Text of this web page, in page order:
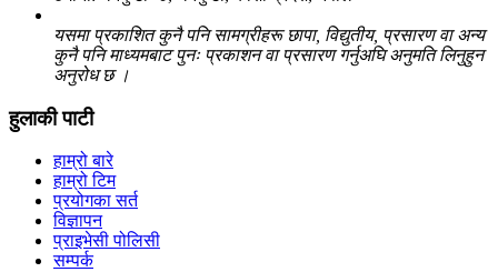
यसमा प्रकाशित कुनै पनि सामग्रीहरू छापा, विद्युतीय, प्रसारण वा अन्य
कुनै पनि माध्यमबाट पुनः प्रकाशन वा प्रसारण गर्नुअघि अनुमति लिनुहुन
अनुरोध छ ।
हुलाकी पाटी
हाम्रो बारे
हाम्रो टिम
प्रयोगका सर्त
विज्ञापन
प्राइभेसी पोलिसी
सम्पर्क